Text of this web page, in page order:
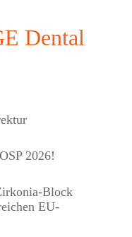
Dental
2026!
Block
EU-